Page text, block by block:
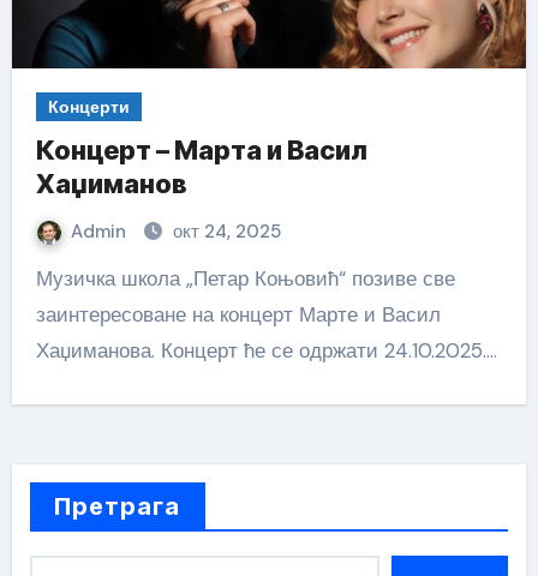
Концерти
Концерт – Марта и Васил
Хаџиманов
Admin окт 24, 2025
Музичка школа „Петар Коњовић“ позиве све
заинтересоване на концерт Марте и Васил
Хаџиманова. Концерт ће се одржати 24.10.2025.…
Претрага